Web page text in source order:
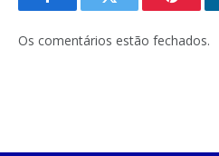
FacebookTwitter
Os comentários estão fechados.